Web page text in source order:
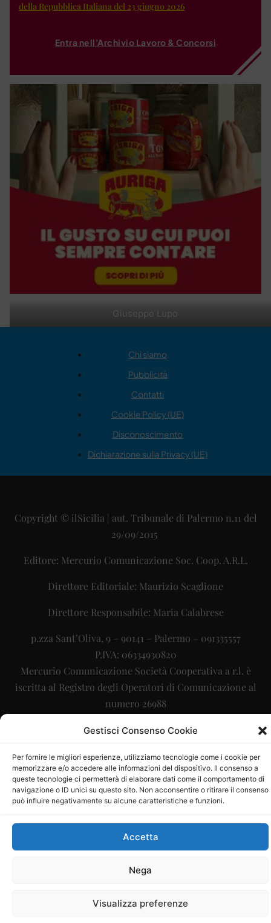
Gestisci Consenso Cookie
Per fornire le migliori esperienze, utilizziamo tecnologie come i cookie per
memorizzare e/o accedere alle informazioni del dispositivo. Il consenso a
queste tecnologie ci permetterà di elaborare dati come il comportamento di
navigazione o ID unici su questo sito. Non acconsentire o ritirare il consenso
può influire negativamente su alcune caratteristiche e funzioni.
Accetta
Nega
Visualizza preferenze
Giuseppe Lupo
della Repubblica Italiana del 23 giugno 2026
Entra nell'Archivio Lavoro & Concorsi
Chi siamo
Pubblicità
Contatti
Cookie Policy (UE)
Disconoscimento
Dichiarazione sulla Privacy (UE)
Copyright © ilSicilia | aut. Tribunale di Palermo n.11 del
29/09/2015
Editore: Mercurio Comunicazione Soc. Coop. A.R.L.
Direttore Editoriale: Maurizio Scaglione
Direttore Responsabile: Maria Calabrese
p.zza Sant’Oliva, 9 – 90141 – Palermo – 091335557
P.IVA: 06334930820
Mercurio Comunicazione Società Cooperativa a r.l. è
iscritta al Registro degli Operatori di Comunicazione al
numero 26988
Sito gestito daLa Digitale srl–info@ladigitale.it